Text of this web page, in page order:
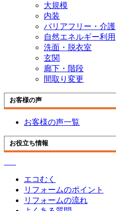
大規模
内装
バリアフリー・介護
自然エネルギー利用
洗面・脱衣室
玄関
廊下・階段
間取り変更
お客様の声
お客様の声一覧
お役立ち情報
エコむく
リフォームのポイント
リフォームの流れ